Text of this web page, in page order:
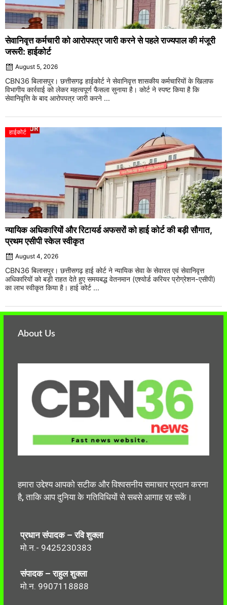
सेवानिवृत्त कर्मचारी को आरोपपत्र जारी करने से पहले राज्यपाल की मंजूरी
जरूरी: हाईकोर्ट
August 5, 2026
CBN36 बिलासपुर। छत्तीसगढ़ हाईकोर्ट ने सेवानिवृत्त शासकीय कर्मचारियों के खिलाफ
विभागीय कार्रवाई को लेकर महत्वपूर्ण फैसला सुनाया है। कोर्ट ने स्पष्ट किया है कि
सेवानिवृत्ति के बाद आरोपपत्र जारी करने ...
हाईकोर्ट
न्यायिक अधिकारियों और रिटायर्ड अफसरों को हाई कोर्ट की बड़ी सौगात,
प्रथम एसीपी स्केल स्वीकृत
August 4, 2026
CBN36 बिलासपुर। छत्तीसगढ़ हाई कोर्ट ने न्यायिक सेवा के सेवारत एवं सेवानिवृत्त
अधिकारियों को बड़ी राहत देते हुए समयबद्ध वेतनमान (एश्योर्ड करियर प्रोग्रेशन-एसीपी)
का लाभ स्वीकृत किया है। हाई कोर्ट ...
About Us
हमारा उद्देश्य आपको सटीक और विश्वसनीय समाचार प्रदान करना
है, ताकि आप दुनिया के गतिविधियों से सबसे आगाह रह सकें।
प्रधान संपादक – रवि शुक्ला
मो.न.- 9425230383
संपादक – राहुल शुक्ला
मो.न. 9907118888